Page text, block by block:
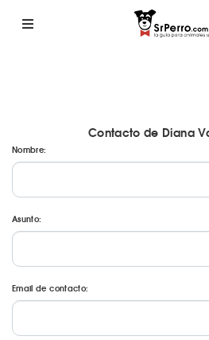
Contacto de Diana
Nombre:
Asunto:
Email de contacto: